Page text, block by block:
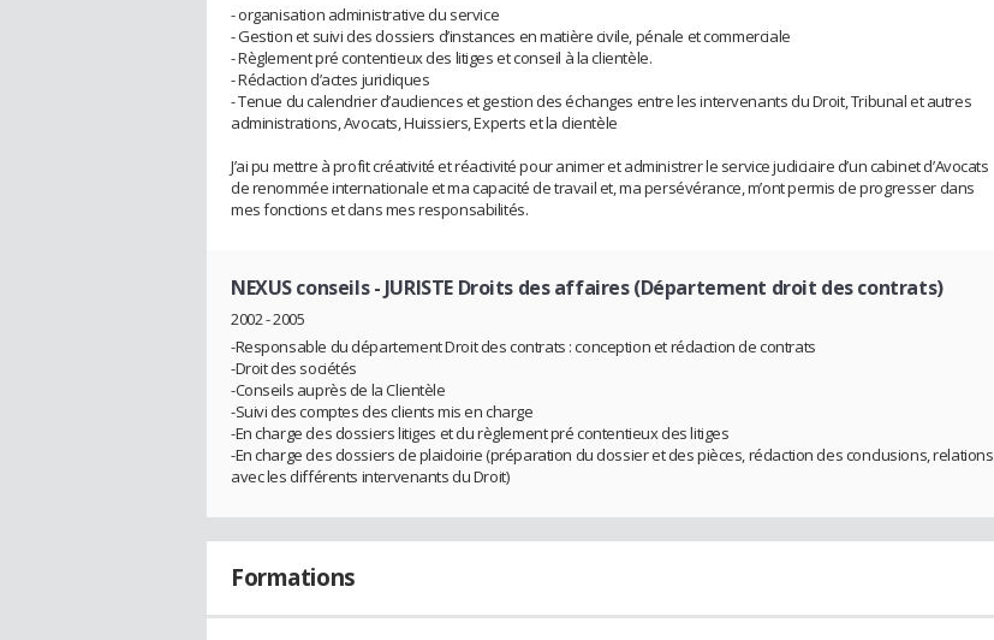
- organisation administrative du service
- Gestion et suivi des dossiers d’instances en matière civile, pénale et commerciale
- Règlement pré contentieux des litiges et conseil à la clientèle.
- Rédaction d’actes juridiques
- Tenue du calendrier d’audiences et gestion des échanges entre les intervenants du Droit, Tribunal et autres
administrations, Avocats, Huissiers, Experts et la clientèle
J’ai pu mettre à profit créativité et réactivité pour animer et administrer le service judiciaire d’un cabinet d’Avocats
de renommée internationale et ma capacité de travail et, ma persévérance, m’ont permis de progresser dans
mes fonctions et dans mes responsabilités.
NEXUS conseils- JURISTE Droits des affaires (Département droit des contrats)
2002 - 2005
-Responsable du département Droit des contrats : conception et rédaction de contrats
-Droit des sociétés
-Conseils auprès de la Clientèle
-Suivi des comptes des clients mis en charge
-En charge des dossiers litiges et du règlement pré contentieux des litiges
-En charge des dossiers de plaidoirie (préparation du dossier et des pièces, rédaction des conclusions, relations
avec les différents intervenants du Droit)
Formations